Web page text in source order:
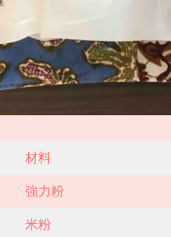
材料
強力粉
米粉